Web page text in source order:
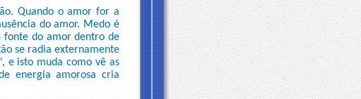
Quando o amor for a
do amor. Medo é
fonte do amor dentro de
se radia externamente
e isto muda como vê as
energia amorosa cria